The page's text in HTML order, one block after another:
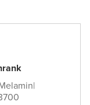
|